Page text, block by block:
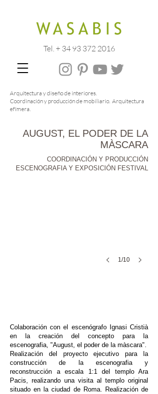
Arquitectura y diseño de interiores.
Coordinación y producción de mobiliario. Arquitectura
efímera.
Tel. + 34 93 372 2016
AUGUST, EL PODER DE LA
MÀSCARA
COORDINACIÓN Y PRODUCCIÓN
ESCENOGRAFIA Y EXPOSICIÓN FESTIVAL
1/10
​Colaboración con el escenógrafo Ignasi Cristià
en la creación del concepto para la
escenografia, "August, el poder de la màscara".
Realización del proyecto ejecutivo para la
construcción de la escenografia y
reconstrucción a escala 1:1 del templo Ara
Pacis, realizando una visita al templo original
situado en la ciudad de Roma. Realización de